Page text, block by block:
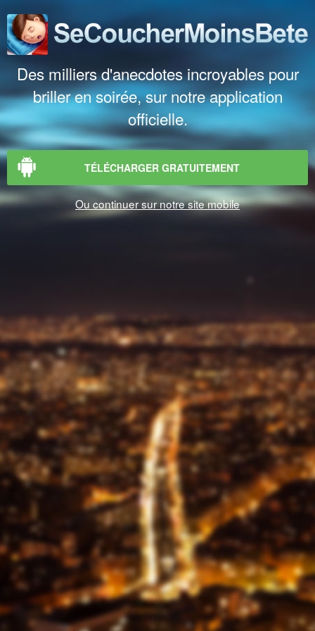
Des milliers d'anecdotes incroyables pour
briller en soirée, sur notre application
officielle.
TÉLÉCHARGER GRATUITEMENT
Ou continuer sur notre site mobile